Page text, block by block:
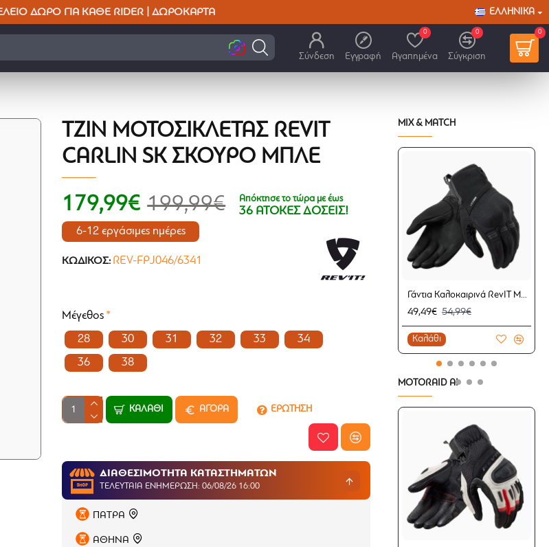
ΔΏΡΟ ΓΙΑ ΚΆΘΕ RIDER | ΔΩΡΟΚΆΡΤΑ ΕΛΛΗΝΙΚΆ
Σύνδεση Εγγραφή Αγαπημένα
0
Σύγκριση
0 0
ΤΖΙΝ ΜΟΤΟΣΙΚΛΈΤΑΣ REVIT
CARLIN SK ΣΚΟΎΡΟ ΜΠΛΕ
179,99€ 199,99€ Απόκτησε το τώρα με έως
36 ΑΤΟΚΕΣ ΔΟΣΕΙΣ!
6-12 εργάσιμες ημέρες
ΚΩΔΙΚΌΣ: REV-FPJ046/6341
Μέγεθος
28
30 31 32 33
34
36
38
ΚΑΛΆΘΙ ΑΓΟΡΑ ΕΡΩΤΗΣΗ
ΔΙΑΘΕΣΙΜΟΤΗΤΑ ΚΑΤΑΣΤΗΜΑΤΩΝ
ΤΕΛΕΥΤΑΊΑ ΕΝΗΜΈΡΩΣΗ: 06/08/26 16:00
ΠΑΤΡΑ
ΑΘΗΝΑ
MIX & MATCH
Γάντια Καλοκαιρινά RevIT Mosca 2 μαύρα
49,49€ 54,99€
Καλάθι
MOTORAID AI